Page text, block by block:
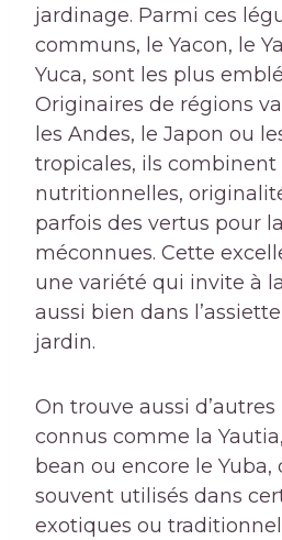
jardinage. Parmi ces
communs, le Yacon, le
Yuca, sont les plus
Originaires de régions
les Andes, le Japon ou
tropicales, ils combinent
nutritionnelles,
parfois des vertus pour
méconnues. Cette
une variété qui invite à
aussi bien dans
jardin.
On trouve aussi
connus comme la
bean ou encore le
souvent utilisés dans
exotiques ou